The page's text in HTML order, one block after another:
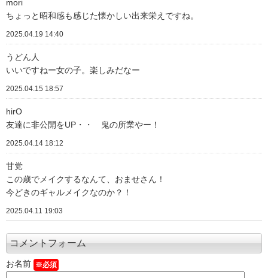
mori
ちょっと昭和感も感じた懐かしい出来栄えですね。
2025.04.19 14:40
うどん人
いいですねー女の子。楽しみだなー
2025.04.15 18:57
hirO
友達に非公開をUP・・ 鬼の所業やー！
2025.04.14 18:12
甘党
この歳でメイクするなんて、おませさん！
今どきのギャルメイクなのか？！
2025.04.11 19:03
コメントフォーム
お名前 ※必須